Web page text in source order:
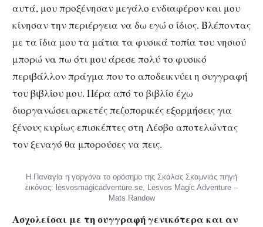
αυτά, μου προξένησαν μεγάλο ενδιαφέρον και μου
κίνησαν την περιέργεια να δω εγώ ο ίδιος. Βλέποντας
με τα ίδια μου τα μάτια τα φυσικά τοπία του νησιού
μπορώ να πω ότι μου άρεσε πολύ το φυσικό
περιβάλλον πράγμα που το αποδεικνύει η συγγραφή
του βιβλίου μου. Πέρα από το βιβλίο έχω
διοργανώσει αρκετές πεζοπορικές εξορμήσεις για
ξένους κυρίως επισκέπτες στη Λέσβο αποτελώντας
τον ξεναγό θα μπορούσες να πεις.
Η Παναγία η γοργόνα το ορόσημο της Σκάλας Σκαμνιάς πηγή
εικόνας: lesvosmagicadventure.se, Lesvos Magic Adventure –
Mats Randow
Ασχολείσαι με τη συγγραφή γενικότερα και αν